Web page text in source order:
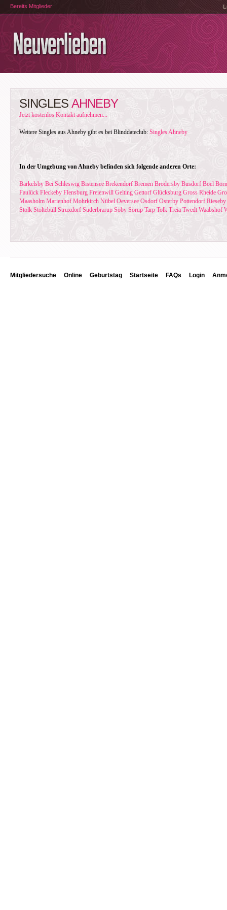
Bereits Mitglieder
SINGLES AHNEBY
Jetzt kostenlos Kontakt aufnehmen...
Weitere Singles aus Ahneby gibt es bei Blinddateclub: Singles Ahneby
In der Umgebung von Ahneby befinden sich folgende anderen Orte:
Barkelsby Bei Schleswig Bistensee Brekendorf Bremen Brodersby Busdorf Böel
Faulück Fleckeby Flensburg Freienwill Gelting Gettorf Glücksburg Gross Rheide
Maasholm Marienhof Mohrkirch Nübel Oeversee Osdorf Osterby Pottendorf Rieseby
Stolk Stoltebüll Struxdorf Süderbrarup Söby Sörup Tarp Tolk Treia Twedt Waabshof
Mitgliedersuche Online Geburtstag Startseite FAQs Login